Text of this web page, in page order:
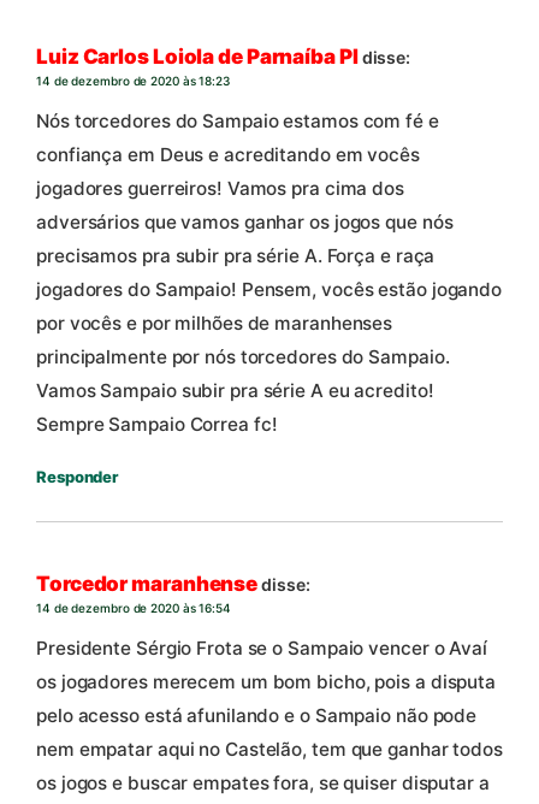
Luiz Carlos Loiola de Parnaíba PIdisse:
14 de dezembro de 2020 às 18:23
Nós torcedores do Sampaio estamos com fé e
confiança em Deus e acreditando em vocês
jogadores guerreiros! Vamos pra cima dos
adversários que vamos ganhar os jogos que nós
precisamos pra subir pra série A. Força e raça
jogadores do Sampaio! Pensem, vocês estão jogando
por vocês e por milhões de maranhenses
principalmente por nós torcedores do Sampaio.
Vamos Sampaio subir pra série A eu acredito!
Sempre Sampaio Correa fc!
Responder
Torcedor maranhensedisse:
14 de dezembro de 2020 às 16:54
Presidente Sérgio Frota se o Sampaio vencer o Avaí
os jogadores merecem um bom bicho, pois a disputa
pelo acesso está afunilando e o Sampaio não pode
nem empatar aqui no Castelão, tem que ganhar todos
os jogos e buscar empates fora, se quiser disputar a